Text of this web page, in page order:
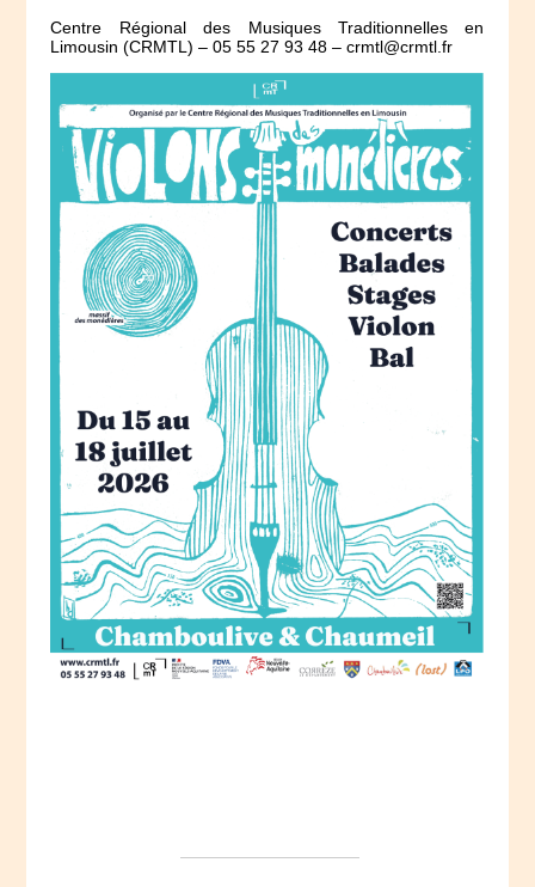
Centre Régional des Musiques Traditionnelles en
Limousin (CRMTL) – 05 55 27 93 48 – crmtl@crmtl.fr